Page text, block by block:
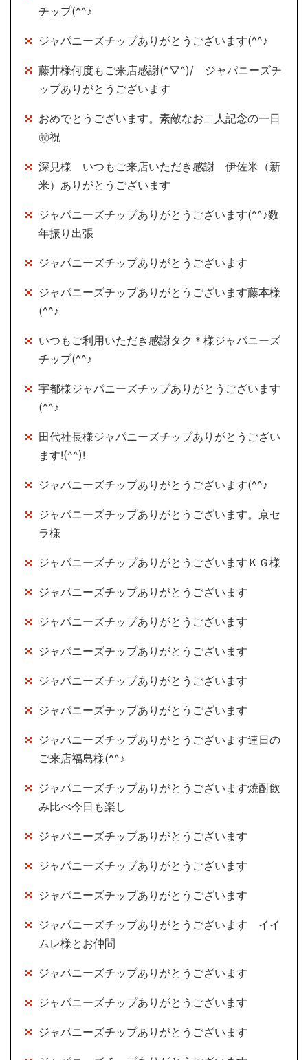
チップ(^^♪
ジャパニーズチップありがとうございます(^^♪
藤井様何度もご来店感謝(^▽^)/ ジャパニーズチ
ップありがとうございます
おめでとうございます。素敵なお二人記念の一日
㊗祝
深見様 いつもご来店いただき感謝 伊佐米（新
米）ありがとうございます
ジャパニーズチップありがとうございます(^^♪数
年振り出張
ジャパニーズチップありがとうございます
ジャパニーズチップありがとうございます藤本様
(^^♪
いつもご利用いただき感謝タク＊様ジャパニーズ
チップ(^^♪
宇都様ジャパニーズチップありがとうございます
(^^♪
田代社長様ジャパニーズチップありがとうござい
ます!(^^)!
ジャパニーズチップありがとうございます(^^♪
ジャパニーズチップありがとうございます。京セ
ラ様
ジャパニーズチップありがとうございますＫＧ様
ジャパニーズチップありがとうございます
ジャパニーズチップありがとうございます
ジャパニーズチップありがとうございます
ジャパニーズチップありがとうございます
ジャパニーズチップありがとうございます
ジャパニーズチップありがとうございます連日の
ご来店福島様(^^♪
ジャパニーズチップありがとうございます焼酎飲
み比べ今日も楽し
ジャパニーズチップありがとうございます
ジャパニーズチップありがとうございます
ジャパニーズチップありがとうございます
ジャパニーズチップありがとうございます イイ
ムレ様とお仲間
ジャパニーズチップありがとうございます
ジャパニーズチップありがとうございます
ジャパニーズチップありがとうございます